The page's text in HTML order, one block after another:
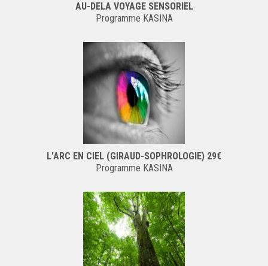
AU-DELA VOYAGE SENSORIEL
Programme KASINA
L'ARC EN CIEL (GIRAUD-SOPHROLOGIE) 29€
Programme KASINA